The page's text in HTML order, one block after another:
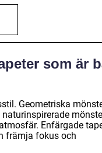
som är
Geometriska
Enfärgade
främja fokus och